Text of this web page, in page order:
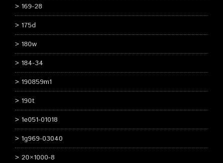
169-28
175d
180w
184-34
190859m1
190t
1e051-01018
1g969-03040
20×1000-8